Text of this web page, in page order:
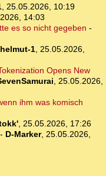
, 25.05.2026, 10:19
14:03
es so nicht gegeben -
helmut-1, 25.05.2026,
Opens New
, 25.05.2026,
ihm was komisch
, 25.05.2026, 17:26
- D-Marker, 25.05.2026,